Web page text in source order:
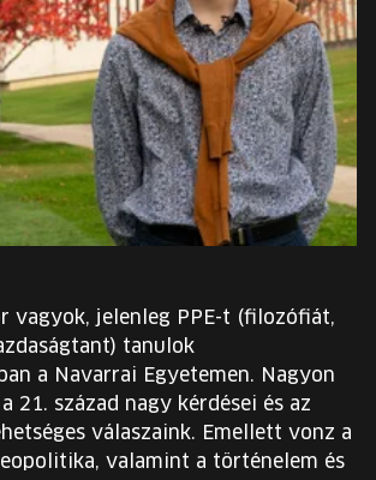
ÉS TANÁRREGISZTRÁCIÓ
EN
Change
language:
EN
vagyok, jelenleg PPE-t (filozófiát,
tanulok
a Navarrai Egyetemen. Nagyon
21. század nagy kérdései és az
válaszaink. Emellett vonz a
valamint a történelem és